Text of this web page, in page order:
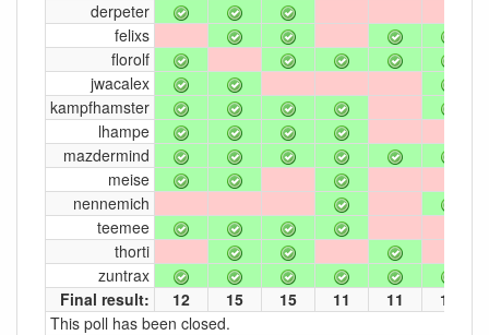
derpeter
felixs
florolf
jwacalex
kampfhamster
lhampe
mazdermind
meise
nennemich
teemee
thorti
zuntrax
Final result:
12 15 15 11 11
11
This poll has been closed.